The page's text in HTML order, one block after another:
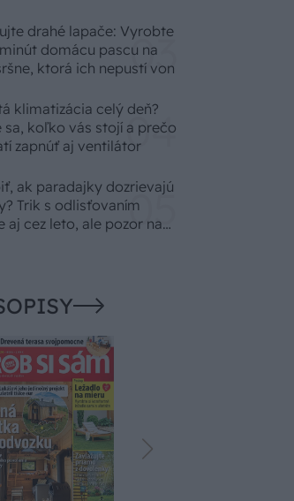
drahé lapače: Vyrobte
domácu pascu na
ktorá ich nepustí von
klimatizácia celý deň?
sa, koľko vás stojí a prečo
zapnúť aj ventilátor
ak paradajky dozrievajú
Trik s odlisťovaním
aj cez leto, ale pozor na